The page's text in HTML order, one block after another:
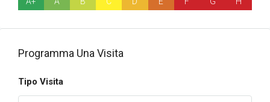
Programma Una Visita
Tipo Visita